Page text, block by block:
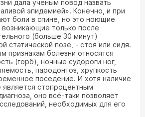
дала ученым повод назвать
эпидемией». Конечно, и при
боли в спине, но это ноющие
возникающие только после
(больше 30 минут)
статической позе, - стоя или сидя.
признакам болезни относятся
(горб), ночные судороги ног,
пародонтоз, хрупкость
поседение. И хотя наличие
является стопроцентным
оно всё-таки позволяет
необходимых для его